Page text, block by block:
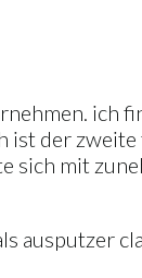
ich
der
sich mit
ausputzer